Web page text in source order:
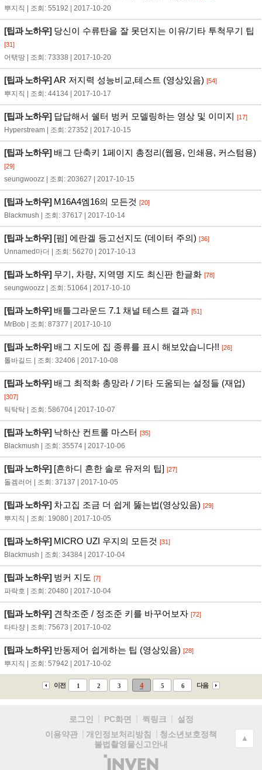
뿌지직 | 조회: 55192 | 2017-10-20
[팁과 노하우]당신이 수류탄을 잘 못던지는 이유/기타 투척무기 팁
[31]
어탞땅 | 조회: 73338 | 2017-10-20
[팁과 노하우]AR 저지력 성능비교,테스트 (영상있음) [54]
뿌지직 | 조회: 44134 | 2017-10-17
[팁과 노하우]답답해서 쉘터 벙커 모델링하는 영상 및 이미지 [17]
Hyperstream | 조회: 27352 | 2017-10-15
[팁과 노하우]배그 단축키 1페이지 총정리(웹용, 인쇄용, 커스텀용)
[29]
seungwoozz | 조회: 203627 | 2017-10-15
[팁과 노하우]M16A4엠16의 모든것 [20]
Blackmush | 조회: 37617 | 2017-10-14
[팁과 노하우][펌] 에란겔 등고선지도 (데이터 주의) [36]
Unnamed마더 | 조회: 56270 | 2017-10-13
[팁과 노하우]무기, 차량, 지역명 지도 최신판 한글화 [78]
seungwoozz | 조회: 51064 | 2017-10-10
[팁과 노하우]배틀그라운드 7.1 채널 테스트 결과 [51]
MrBob | 조회: 87377 | 2017-10-10
[팁과 노하우]배그 지도에 집 종류를 표시 해보았습니다!! [26]
톨바길드 | 조회: 32406 | 2017-10-08
[팁과 노하우]배그 최적화 총망라 / 기타 도움되는 설정들 (재업)
[307]
틱탁탁 | 조회: 586704 | 2017-10-07
[팁과 노하우]낙하산 컨트롤 마스터 [35]
Blackmush | 조회: 35574 | 2017-10-06
[팁과 노하우][흔하디 흔한 솔로 유저의 팁] [27]
돌겜러어 | 조회: 37137 | 2017-10-05
[팁과 노하우]차고집 조금 더 쉽게 뚫는법(영상있음) [29]
뿌지직 | 조회: 19080 | 2017-10-05
[팁과 노하우]MICRO UZI 우지의 모든것 [31]
Blackmush | 조회: 34384 | 2017-10-04
[팁과 노하우]벙커 지도 [7]
파락호 | 조회: 20480 | 2017-10-04
[팁과 노하우]견착조준 / 정조준 키를 바꾸어보자 [72]
타타쟝 | 조회: 75673 | 2017-10-02
[팁과 노하우]반동제어 쉽게하는 팁 (영상있음) [28]
뿌지직 | 조회: 57942 | 2017-10-02
이전 1 2 3 4 5 6 다음
로그인 PC화면 퀵링크
설정
이용약관
개인정보처리방침
청소년보호정책
불법촬영물신고안내
(주)
▲